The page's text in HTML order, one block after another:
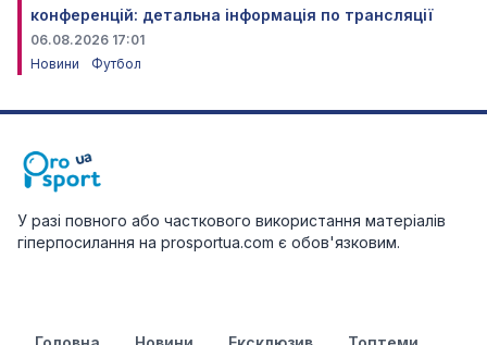
конференцій: детальна інформація по трансляції
06.08.2026 17:01
Новини
Футбол
У разі повного або часткового використання матеріалів
гіперпосилання на prosportua.com є обов'язковим.